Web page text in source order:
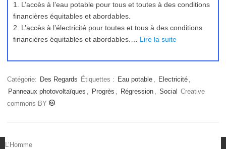
1. L’accès à l’eau potable pour tous et toutes à des conditions
financières équitables et abordables.
2. L’accès à l’électricité pour toutes et tous à des conditions
financières équitables et abordables.… Lire la suite
Catégorie: Des Regards Étiquettes : Eau potable , Electricité ,
Panneaux photovoltaïques , Progrès , Régression , Social Creative
commons BY
L’Homme